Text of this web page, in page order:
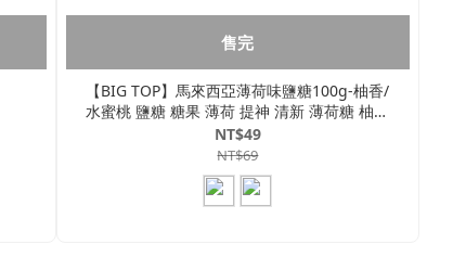
售完
【BIG TOP】馬來西亞薄荷味鹽糖100g-柚香/
水蜜桃 鹽糖 糖果 薄荷 提神 清新 薄荷糖 柚子
水蜜桃 馬來西亞 異國 食品 零食 點心
NT$49
NT$69